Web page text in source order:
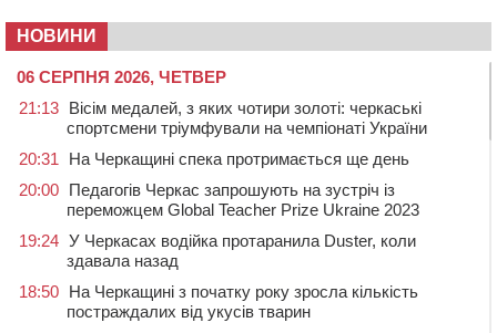
НОВИНИ
06 СЕРПНЯ 2026, ЧЕТВЕР
21:13 Вісім медалей, з яких чотири золоті: черкаські
спортсмени тріумфували на чемпіонаті України
20:31
На Черкащині спека протримається ще день
20:00 Педагогів Черкас запрошують на зустріч із
переможцем Global Teacher Prize Ukraine 2023
19:24 У Черкасах водійка протаранила Duster, коли
здавала назад
18:50 На Черкащині з початку року зросла кількість
постраждалих від укусів тварин